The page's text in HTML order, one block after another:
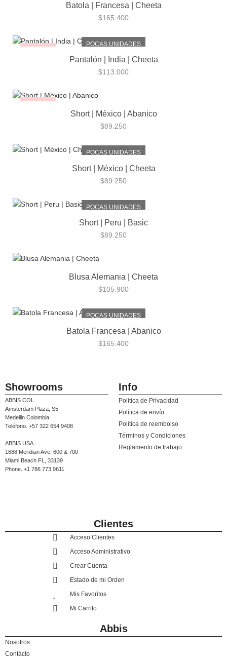
Batola | Francesa | Cheeta
$165.400
POCAS UNIDADES
Pantalón | India | Cheeta
$113.000
Short | México | Abanico
$89.250
POCAS UNIDADES
Short | México | Cheeta
$89.250
POCAS UNIDADES
Short | Peru | Basic
$89.250
Blusa Alemania | Cheeta
$105.900
POCAS UNIDADES
Batola Francesa | Abanico
$165.400
Showrooms
ABBIS COL.
Amsterdam Plaza, S5
Medellin Colombia.
Teléfono. +57 322 654 9408
ABBIS USA.
1688 Meridian Ave. 600 & 700
Miami Beach FL, 33139
Phone. +1 786 773 9611
Info
Política de Privacidad
Política de envío
Política de reembolso
Términos y Condiciones
Reglamento de trabajo
Clientes
Acceso Clientes
Acceso Administrativo
Crear Cuenta
Estado de mi Orden
Mis Favoritos
Mi Carrito
Abbis
Nosotros
Contácto